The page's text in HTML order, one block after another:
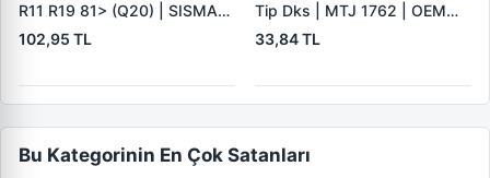
R11 R19 81> (Q20) | SISMAK
220250 | OEM 7700794702
102,95 TL
Tip Dks | MTJ 1762 | OEM
4323104
33,84 TL
Bu Kategorinin En Çok Satanları